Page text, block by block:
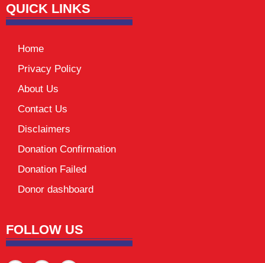
QUICK LINKS
Home
Privacy Policy
About Us
Contact Us
Disclaimers
Donation Confirmation
Donation Failed
Donor dashboard
FOLLOW US